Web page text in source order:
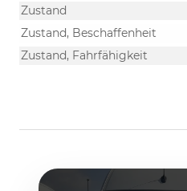
Zustand
Zustand, Beschaffenheit
Zustand, Fahrfähigkeit